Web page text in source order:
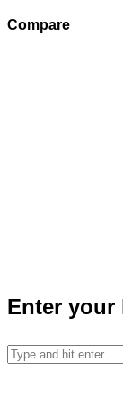
Compare
Enter your